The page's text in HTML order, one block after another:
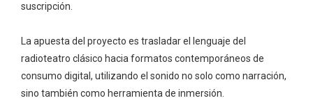
suscripción.
La apuesta del proyecto es trasladar el lenguaje del
radioteatro clásico hacia formatos contemporáneos de
consumo digital, utilizando el sonido no solo como narración,
sino también como herramienta de inmersión.